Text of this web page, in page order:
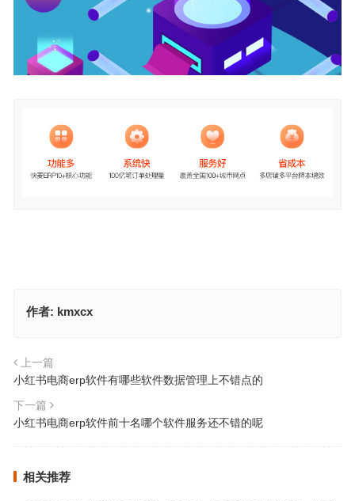
作者: kmxcx
上一篇
小红书电商erp软件有哪些软件数据管理上不错点的
下一篇
小红书电商erp软件前十名哪个软件服务还不错的呢
相关推荐